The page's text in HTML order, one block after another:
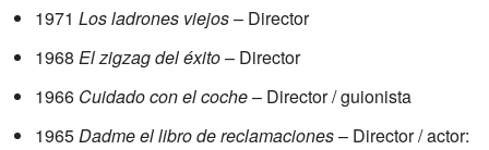
1971 Los ladrones viejos– Director
1968 El zigzag del éxito– Director
1966 Cuidado con el coche– Director / guionista
1965Dadme el libro de reclamaciones– Director / actor: